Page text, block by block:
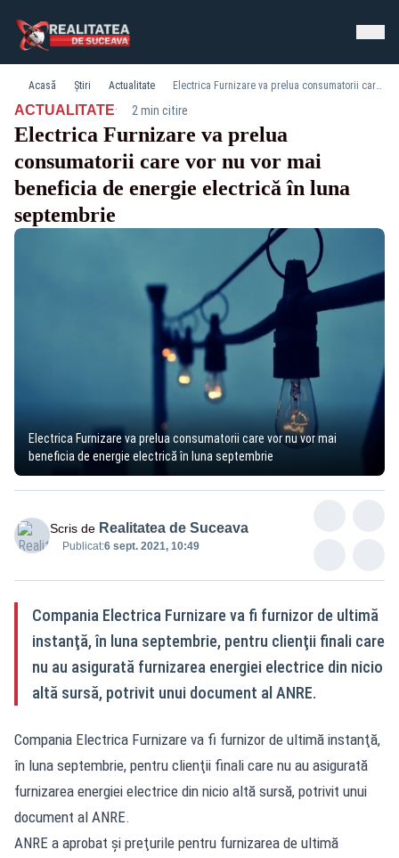
Acasă Știri Actualitate Electrica Furnizare va prelua consumatorii care vor nu vor mai beneficia de energie electrică în luna septembrie
ACTUALITATE· 2 min citire
Electrica Furnizare va prelua
consumatorii care vor nu vor mai
beneficia de energie electrică în luna
septembrie
Electrica Furnizare va prelua consumatorii care vor nu vor mai
beneficia de energie electrică în luna septembrie
Scris de Realitatea de Suceava
Publicat:6 sept. 2021, 10:49
Compania Electrica Furnizare va fi furnizor de ultimă
instanţă, în luna septembrie, pentru clienţii finali care
nu au asigurată furnizarea energiei electrice din nicio
altă sursă, potrivit unui document al ANRE.
Compania Electrica Furnizare va fi furnizor de ultimă instanţă,
în luna septembrie, pentru clienţii finali care nu au asigurată
furnizarea energiei electrice din nicio altă sursă, potrivit unui
document al ANRE.
ANRE a aprobat şi preţurile pentru furnizarea de ultimă